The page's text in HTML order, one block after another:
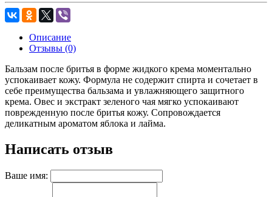
Описание
Отзывы (0)
Бальзам после бритья в форме жидкого крема моментально
успокаивает кожу. Формула не содержит спирта и сочетает в
себе преимущества бальзама и увлажняющего защитного
крема. Овес и экстракт зеленого чая мягко успокаивают
поврежденную после бритья кожу. Сопровождается
деликатным ароматом яблока и лайма.
Написать отзыв
Ваше имя: